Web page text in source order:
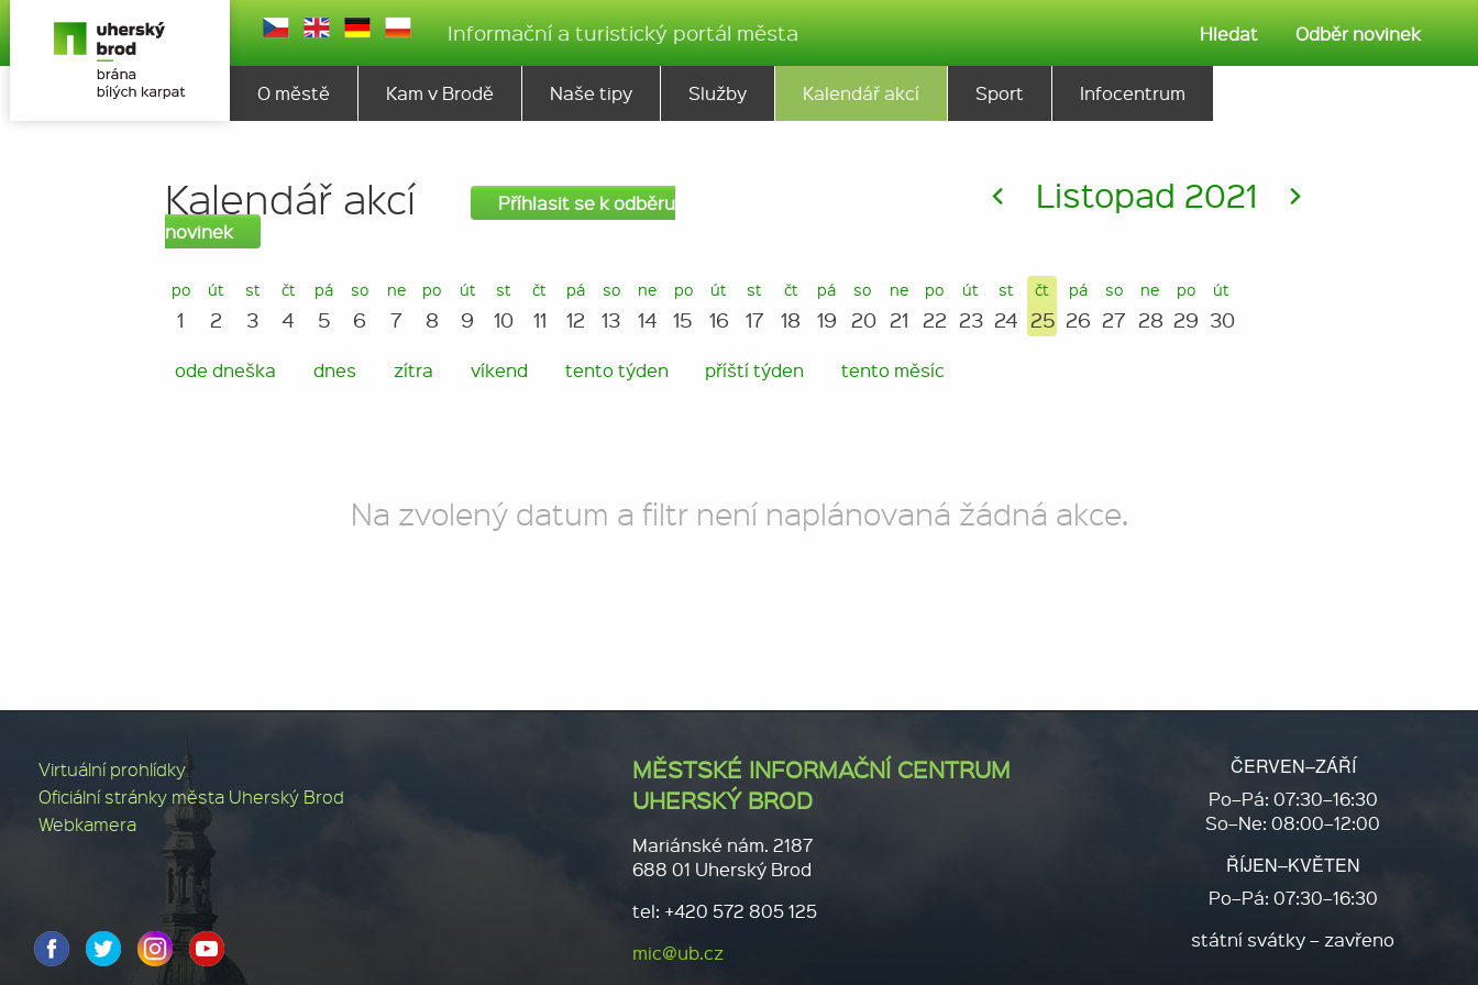
Informační a turistický portál města Hledat Odběr novinek
O městě Kam v Brodě Naše tipy Služby Kalendář akcí Sport Infocentrum
Kalendář akcí
Příhlasit se k odběru
novinek
< Listopad 2021 >
po
1
út
2
st
3
čt
4
pá
5
so
6
ne
7
po
8
út
9
st
10
čt
11
pá
12
so
13
ne
14
po
15
út
16
st
17
čt
18
pá
19
so
20
ne
21
po
22
út
23
st
24
čt
25
pá
26
so
27
ne
28
po
29
út
30
ode dneška dnes zítra víkend tento týden příští týden tento měsíc
Na zvolený datum a filtr není naplánovaná žádná akce.
Virtuální prohlídky
Oficiální stránky města Uherský Brod
Webkamera
MĚSTSKÉ INFORMAČNÍ CENTRUM
UHERSKÝ BROD
Mariánské nám. 2187
688 01 Uherský Brod
tel: +420 572 805 125
mic@ub.cz
ČERVEN–ZÁŘÍ
Po–Pá: 07:30–16:30
So–Ne: 08:00–12:00
ŘÍJEN–KVĚTEN
Po–Pá: 07:30–16:30
státní svátky – zavřeno